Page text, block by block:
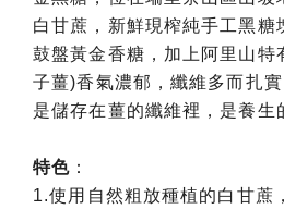
白甘蔗，新鮮現榨純手工黑糖
鼓盤黃金香糖，加上阿里山特
子薑)香氣濃郁，纖維多而扎
是儲存在薑的纖維裡，是養生
特色 ：
1.使用自然粗放種植的白甘蔗